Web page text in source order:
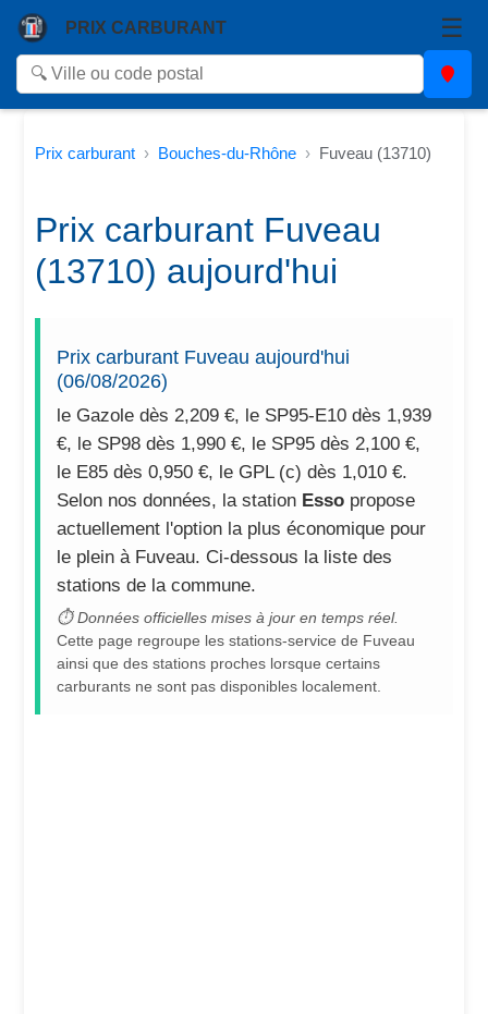
PRIX CARBURANT ☰
Prix carburant Bouches-du-Rhône Fuveau (13710)
Prix carburant Fuveau
(13710) aujourd'hui
Prix carburant Fuveau aujourd'hui
(06/08/2026)
le Gazole dès 2,209 €, le SP95-E10 dès 1,939
€, le SP98 dès 1,990 €, le SP95 dès 2,100 €,
le E85 dès 0,950 €, le GPL (c) dès 1,010 €.
Selon nos données, la station Esso propose
actuellement l'option la plus économique pour
le plein à Fuveau. Ci-dessous la liste des
stations de la commune.
⏱ Données officielles mises à jour en temps réel.
Cette page regroupe les stations-service de Fuveau
ainsi que des stations proches lorsque certains
carburants ne sont pas disponibles localement.